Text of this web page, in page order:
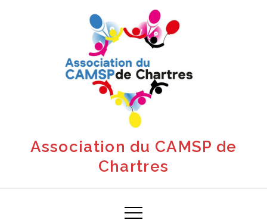
Association du CAMSP de
Chartres